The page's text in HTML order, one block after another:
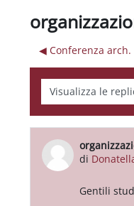
◀︎ Conferenza
Modalità
di
Numero di
Gentili